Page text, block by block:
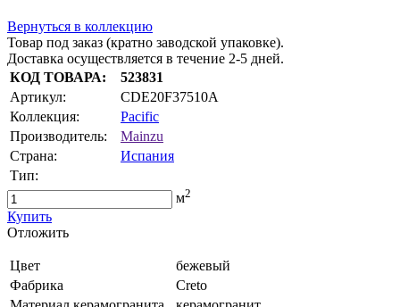
Вернуться в коллекцию
Товар под заказ (кратно заводской упаковке).
Доставка осуществляется в течение 2-5 дней.
КОД ТОВАРА:
523831
Артикул:
CDE20F37510A
Коллекция:
Pacific
Производитель:
Mainzu
Страна:
Испания
Тип:
м2
Купить
Oтложить
Цвет
бежевый
Фабрика
Creto